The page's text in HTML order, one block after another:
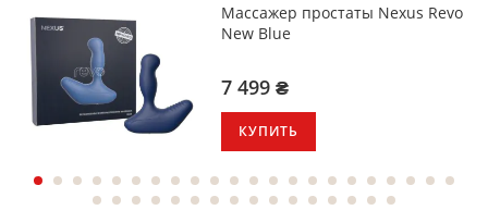
Массажер простаты Nexus Revo
New Blue
7 499 ₴
КУПИТЬ